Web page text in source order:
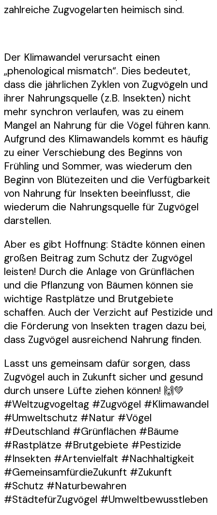
zahlreiche Zugvogelarten heimisch sind.
Der Klimawandel verursacht einen
„phenological mismatch“. Dies bedeutet,
dass die jährlichen Zyklen von Zugvögeln und
ihrer Nahrungsquelle (z.B. Insekten) nicht
mehr synchron verlaufen, was zu einem
Mangel an Nahrung für die Vögel führen kann.
Aufgrund des Klimawandels kommt es häufig
zu einer Verschiebung des Beginns von
Frühling und Sommer, was wiederum den
Beginn von Blütezeiten und die Verfügbarkeit
von Nahrung für Insekten beeinflusst, die
wiederum die Nahrungsquelle für Zugvögel
darstellen.
Aber es gibt Hoffnung: Städte können einen
großen Beitrag zum Schutz der Zugvögel
leisten! Durch die Anlage von Grünflächen
und die Pflanzung von Bäumen können sie
wichtige Rastplätze und Brutgebiete
schaffen. Auch der Verzicht auf Pestizide und
die Förderung von Insekten tragen dazu bei,
dass Zugvögel ausreichend Nahrung finden.
Lasst uns gemeinsam dafür sorgen, dass
Zugvögel auch in Zukunft sicher und gesund
durch unsere Lüfte ziehen können! 🙌💚
#Weltzugvogeltag #Zugvögel #Klimawandel
#Umweltschutz #Natur #Vögel
#Deutschland #Grünflächen #Bäume
#Rastplätze #Brutgebiete #Pestizide
#Insekten #Artenvielfalt #Nachhaltigkeit
#GemeinsamfürdieZukunft #Zukunft
#Schutz #Naturbewahren
#StädtefürZugvögel #Umweltbewusstleben